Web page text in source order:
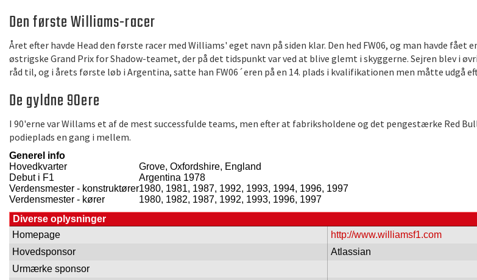
Den første Williams-racer
Året efter havde Head den første racer med Williams' eget navn på siden klar. Den hed FW06, og man havde
østrigske Grand Prix for Shadow-teamet, der på det tidspunkt var ved at blive glemt i skyggerne. Sejren blev i
råd til, og i årets første løb i Argentina, satte han FW06´eren på en 14. plads i kvalifikationen men måtte udgå
De gyldne 90ere
I 90'erne var Willams et af de mest successfulde teams, men efter at fabriksholdene og det pengestærke Red
podieplads en gang i mellem.
Generel info
Hovedkvarter
Grove, Oxfordshire, England
Debut i F1
Argentina 1978
Verdensmester - konstruktører1980, 1981, 1987, 1992, 1993, 1994, 1996, 1997
Verdensmester - kører
1980, 1982, 1987, 1992, 1993, 1996, 1997
Diverse oplysninger
Homepage
http://www.williamsf1.com
Hovedsponsor
Atlassian
Urmærke sponsor